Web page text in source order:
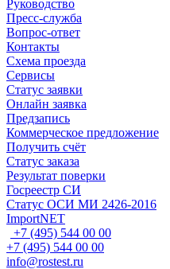
Руководство
Пресс-служба
Вопрос-ответ
Контакты
Схема проезда
Сервисы
Статус заявки
Онлайн заявка
Предзапись
Коммерческое предложение
Получить счёт
Статус заказа
Результат поверки
Госреестр СИ
Статус ОСИ МИ 2426-2016
ImportNET
+7 (495) 544 00 00
+7 (495) 544 00 00
info@rostest.ru